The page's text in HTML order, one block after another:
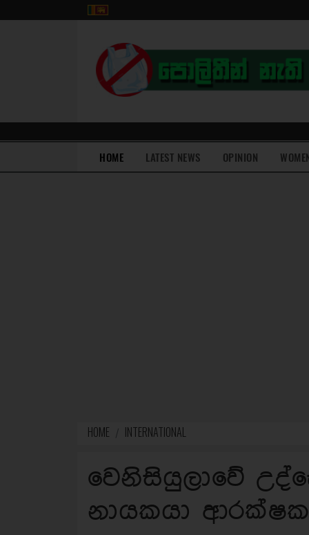
HOME(current)LATEST NEWS OPINION
HOME INTERNATIONAL
වෙනිසියුලාවේ
නායකයා